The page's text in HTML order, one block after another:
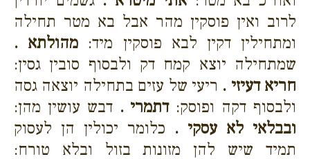
לרוב ואין פוסקין מהר אבל בא מטר תחילה
ומתחילין דקין לבא פוסקין מיד: מהולתא .
שמתחילה יוצא קמח דק ולבסוף סובין גסין:
חריא דעיזי . ריעי של עזים בתחילה יוצאה גסה
ולבסוף דקה ופוסק:דתמרי . דבש עושין מהן:
ובבלאי לא עסקי . כלומר יכולין הן לעסוק
תמיד שיש להן מזונות בזול ובלא טורח: